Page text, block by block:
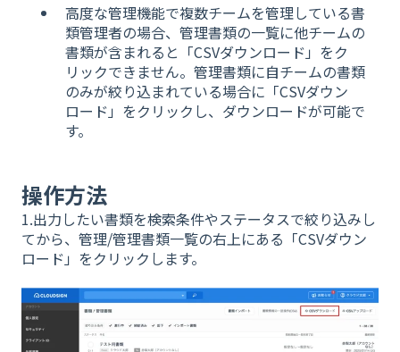
高度な管理機能で複数チームを管理している書
類管理者の場合、管理書類の一覧に他チームの
書類が含まれると「CSVダウンロード」をク
リックできません。管理書類に自チームの書類
のみが絞り込まれている場合に「CSVダウン
ロード」をクリックし、ダウンロードが可能で
す。
操作方法
1.出力したい書類を検索条件やステータスで絞り込みし
てから、管理/管理書類一覧の右上にある「CSVダウン
ロード」をクリックします。